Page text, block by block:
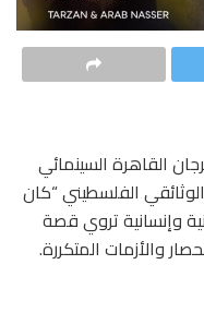
القاهرة السينمائي
للفيلم الوثائقي الفلسطيني “كان
وإنسانية تروي قصة
والأزمات المتكررة.